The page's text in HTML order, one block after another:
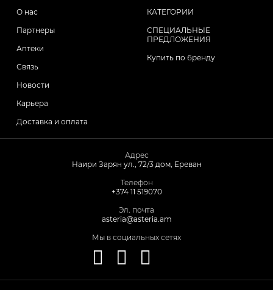
КАТЕГОРИИ
СПЕЦИАЛЬНЫЕ
ПРЕДЛОЖЕНИЯ
Купить по бренду
О нас
Партнеры
Аптеки
Связь
Новости
Карьера
Доставка и оплата
Адрес
Наири Зарян ул., 72/3 дом, Ереван
Телефон
+374 11 519070
Эл. почта
asteria@asteria.am
Мы в социальных сетях